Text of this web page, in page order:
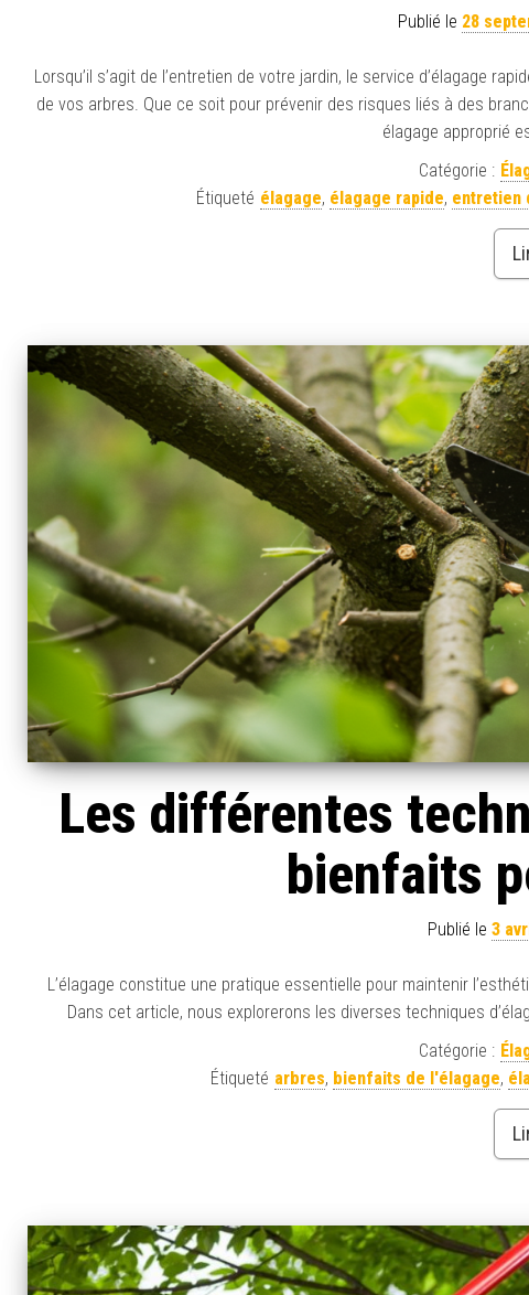
Publié le 28
Lorsqu’il s’agit de l’entretien de votre jardin, le service d’élagage
de vos arbres. Que ce soit pour prévenir des risques liés à des
élagage approprié
Catégorie :
Étiqueté élagage, élagage rapide, entretien
Les différentes
bienfaits
Publié le 3
L’élagage constitue une pratique essentielle pour maintenir
Dans cet article, nous explorerons les diverses techniques
Catégorie :
Étiqueté arbres, bienfaits de l'élagage,